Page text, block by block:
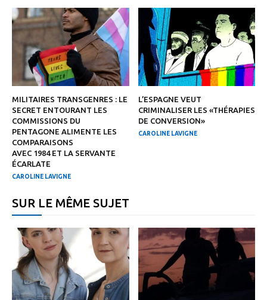
MILITAIRES TRANSGENRES : LE
SECRET ENTOURANT LES
COMMISSIONS DU
PENTAGONE ALIMENTE LES
COMPARAISONS
AVEC 1984 ET LA SERVANTE
ÉCARLATE
CAROLINE LAVIGNE
L’ESPAGNE VEUT
CRIMINALISER LES «THÉRAPIES
DE CONVERSION»
CAROLINE LAVIGNE
SUR LE MÊME SUJET